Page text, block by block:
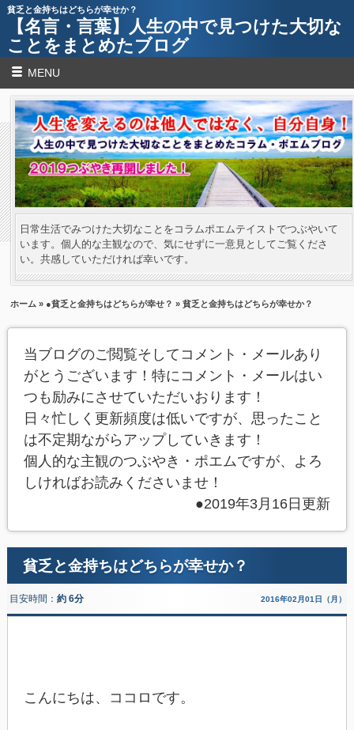
貧乏と金持ちはどちらが幸せか？
【名言・言葉】人生の中で見つけた大切な
ことをまとめたブログ
MENU
日常生活でみつけた大切なことをコラムポエムテイストでつぶやいて
います。個人的な主観なので、気にせずに一意見としてご覧くださ
い。共感していただければ幸いです。
ホーム » ●貧乏と金持ちはどちらが幸せ？ » 貧乏と金持ちはどちらが幸せか？
当ブログのご閲覧そしてコメント・メールあり
がとうございます！特にコメント・メールはい
つも励みにさせていただいおります！
日々忙しく更新頻度は低いですが、思ったこと
は不定期ながらアップしていきます！
個人的な主観のつぶやき・ポエムですが、よろ
しければお読みくださいませ！
●2019年3月16日更新
貧乏と金持ちはどちらが幸せか？
目安時間： 約 6分 2016年02月01日（月）
こんにちは、ココロです。